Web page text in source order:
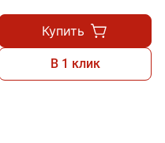
Купить
В 1 клик